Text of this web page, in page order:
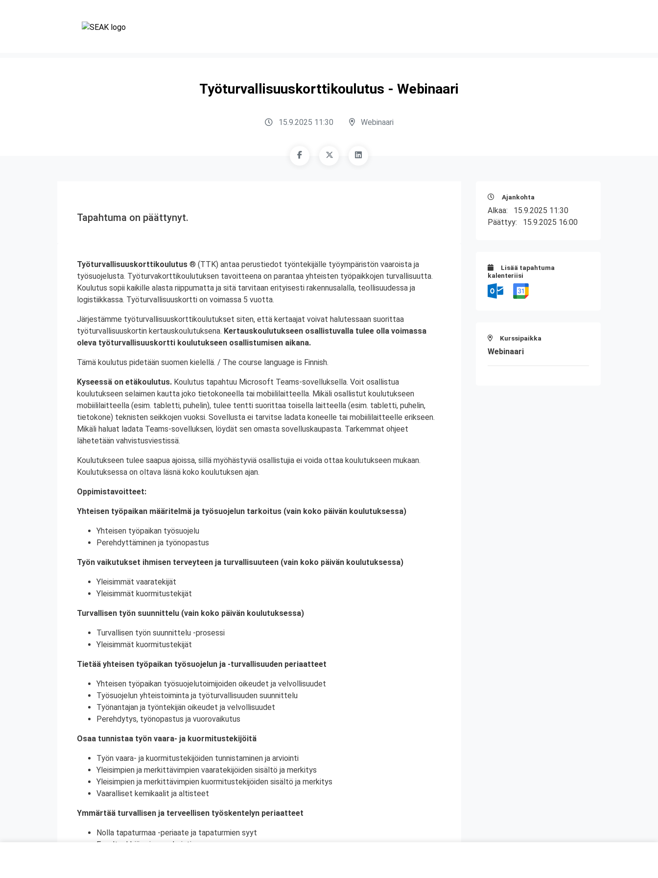
Työturvallisuuskorttikoulutus - Webinaari
15.9.2025 11:30 Webinaari
Tapahtuma on päättynyt.
Työturvallisuuskorttikoulutus ® (TTK) antaa perustiedot työntekijälle työympäristön vaaroista ja
työsuojelusta. Työturvakorttikoulutuksen tavoitteena on parantaa yhteisten työpaikkojen turvallisuutta.
Koulutus sopii kaikille alasta riippumatta ja sitä tarvitaan erityisesti rakennusalalla, teollisuudessa ja
logistiikkassa. Työturvallisuuskortti on voimassa 5 vuotta.
Järjestämme työturvallisuuskorttikoulutukset siten, että kertaajat voivat halutessaan suorittaa
työturvallisuuskortin kertauskoulutuksena. Kertauskoulutukseen osallistuvalla tulee olla voimassa
oleva työturvallisuuskortti koulutukseen osallistumisen aikana.
Tämä koulutus pidetään suomen kielellä. / The course language is Finnish.
Kyseessä on etäkoulutus. Koulutus tapahtuu Microsoft Teams-sovelluksella. Voit osallistua
koulutukseen selaimen kautta joko tietokoneella tai mobiililaitteella. Mikäli osallistut koulutukseen
mobiililaitteella (esim. tabletti, puhelin), tulee tentti suorittaa toisella laitteella (esim. tabletti, puhelin,
tietokone) teknisten seikkojen vuoksi. Sovellusta ei tarvitse ladata koneelle tai mobiililaitteelle erikseen.
Mikäli haluat ladata Teams-sovelluksen, löydät sen omasta sovelluskaupasta. Tarkemmat ohjeet
lähetetään vahvistusviestissä.
Koulutukseen tulee saapua ajoissa, sillä myöhästyviä osallistujia ei voida ottaa koulutukseen mukaan.
Koulutuksessa on oltava läsnä koko koulutuksen ajan.
Oppimistavoitteet:
Yhteisen työpaikan määritelmä ja työsuojelun tarkoitus (vain koko päivän koulutuksessa)
Yhteisen työpaikan työsuojelu
Perehdyttäminen ja työnopastus
Työn vaikutukset ihmisen terveyteen ja turvallisuuteen (vain koko päivän koulutuksessa)
Yleisimmät vaaratekijät
Yleisimmät kuormitustekijät
Turvallisen työn suunnittelu (vain koko päivän koulutuksessa)
Turvallisen työn suunnittelu -prosessi
Yleisimmät kuormitustekijät
Tietää yhteisen työpaikan työsuojelun ja -turvallisuuden periaatteet
Yhteisen työpaikan työsuojelutoimijoiden oikeudet ja velvollisuudet
Työsuojelun yhteistoiminta ja työturvallisuuden suunnittelu
Työnantajan ja työntekijän oikeudet ja velvollisuudet
Perehdytys, työnopastus ja vuorovaikutus
Osaa tunnistaa työn vaara- ja kuormitustekijöitä
Työn vaara- ja kuormitustekijöiden tunnistaminen ja arviointi
Yleisimpien ja merkittävimpien vaaratekijöiden sisältö ja merkitys
Yleisimpien ja merkittävimpien kuormitustekijöiden sisältö ja merkitys
Vaaralliset kemikaalit ja altisteet
Ymmärtää turvallisen ja terveellisen työskentelyn periaatteet
Nolla tapaturmaa -periaate ja tapaturmien syyt
Ennaltaehkäisy ja ennakointi
Ajankohta
Alkaa: 15.9.2025 11:30
Päättyy: 15.9.2025 16:00
Lisää tapahtuma
kalenteriisi
Kurssipaikka
Webinaari